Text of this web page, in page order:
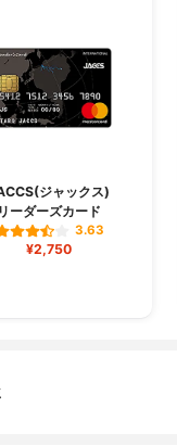
ジャックス)
リーダーズカード
3.63
¥2,750